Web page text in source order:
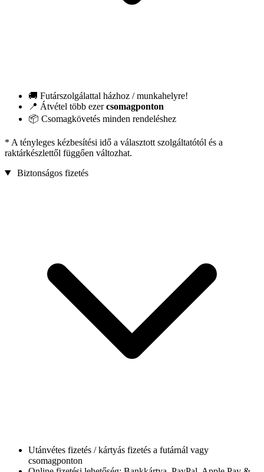
🚚 Futárszolgálattal házhoz / munkahelyre!
📍 Átvétel több ezercsomagponton
📦 Csomagkövetés minden rendeléshez
* A tényleges kézbesítési idő a választott szolgáltatótól és a
raktárkészlettől függően változhat.
Biztonságos fizetés
Utánvétes fizetés / kártyás fizetés a futárnál vagy
csomagponton